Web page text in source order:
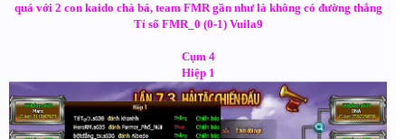
quá với 2 con kaido chà bá, team FMR gần như là không có đường thắng
Tỉ số FMR_0 (0-1) Vuila9
Cụm 4
Hiệp 1